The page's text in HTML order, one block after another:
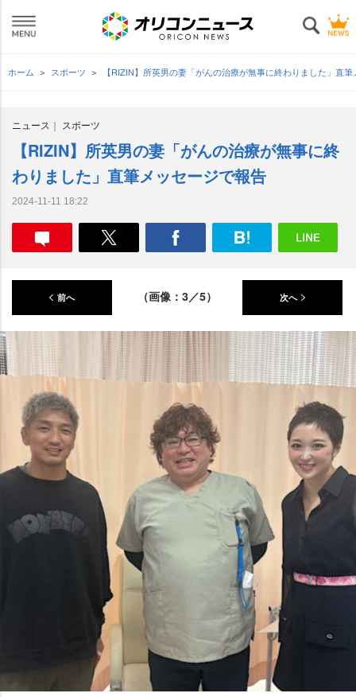
ホーム スポーツ 【RIZIN】所英男の妻「がんの治療が無事に終わりました」直
ニュース スポーツ
【RIZIN】所英男の妻「がんの治療が無事に終
わりました」直筆メッセージで報告
2024-11-11 18:22
前へ （画像：3／5） 次へ